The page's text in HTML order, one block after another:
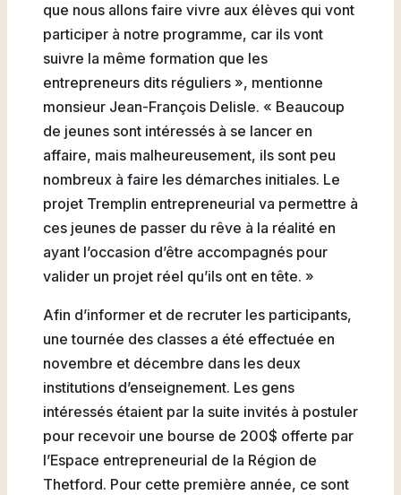
que nous allons faire vivre aux élèves qui vont
participer à notre programme, car ils vont
suivre la même formation que les
entrepreneurs dits réguliers », mentionne
monsieur Jean-François Delisle. « Beaucoup
de jeunes sont intéressés à se lancer en
affaire, mais malheureusement, ils sont peu
nombreux à faire les démarches initiales. Le
projet Tremplin entrepreneurial va permettre à
ces jeunes de passer du rêve à la réalité en
ayant l’occasion d’être accompagnés pour
valider un projet réel qu’ils ont en tête. »
Afin d’informer et de recruter les participants,
une tournée des classes a été effectuée en
novembre et décembre dans les deux
institutions d’enseignement. Les gens
intéressés étaient par la suite invités à postuler
pour recevoir une bourse de 200$ offerte par
l’Espace entrepreneurial de la Région de
Thetford. Pour cette première année, ce sont